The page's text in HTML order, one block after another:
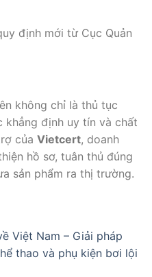
định mới từ Cục Quản
không chỉ là thủ tục
khẳng định uy tín và chất
của Vietcert, doanh
hồ sơ, tuân thủ đúng
sản phẩm ra thị trường.
Việt Nam – Giải pháp
thao và phụ kiện bơi lội